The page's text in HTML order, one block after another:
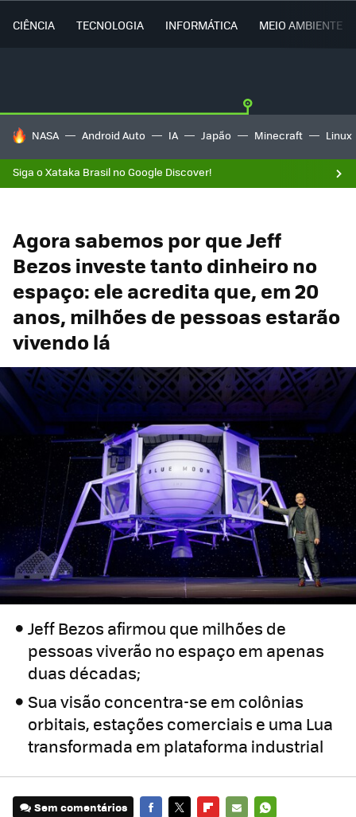
CIÊNCIA TECNOLOGIA INFORMÁTICA MEIO AMBIENTE
TENDÊNCIAS DO DIA
NASA Android Auto IA Japão Minecraft Linux
Siga o Xataka Brasil no Google Discover!
Agora sabemos por que Jeff
Bezos investe tanto dinheiro no
espaço: ele acredita que, em 20
anos, milhões de pessoas estarão
vivendo lá
Jeff Bezos afirmou que milhões de
pessoas viverão no espaço em apenas
duas décadas;
Sua visão concentra-se em colônias
orbitais, estações comerciais e uma Lua
transformada em plataforma industrial
Sem comentários